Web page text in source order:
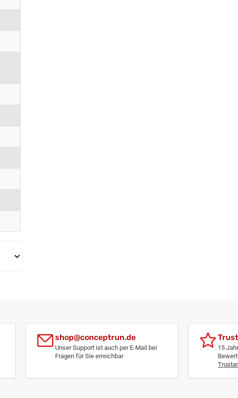
shop@conceptrun.de
Unser Support ist auch per E-Mail bei
Fragen für Sie erreichbar
15